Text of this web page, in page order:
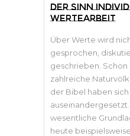
DER SINN
WERTEARBEIT
Über Werte wird
gesprochen,
geschrieben. Schon
zahlreiche
der Bibel haben
wesentliche
heute